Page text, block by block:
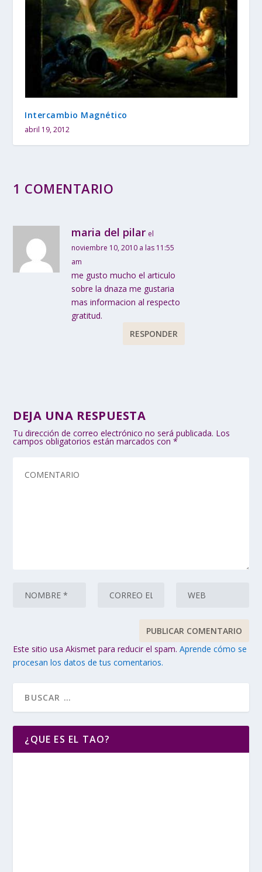
Intercambio Magnético
abril 19, 2012
1 COMENTARIO
maria del pilar el
noviembre 10, 2010 a las 11:55
am
me gusto mucho el articulo
sobre la dnaza me gustaria
mas informacion al respecto
gratitud.
RESPONDER
DEJA UNA RESPUESTA
Tu dirección de correo electrónico no será publicada. Los
campos obligatorios están marcados con*
Este sitio usa Akismet para reducir el spam.Aprende cómo se
procesan los datos de tus comentarios.
¿QUE ES EL TAO?